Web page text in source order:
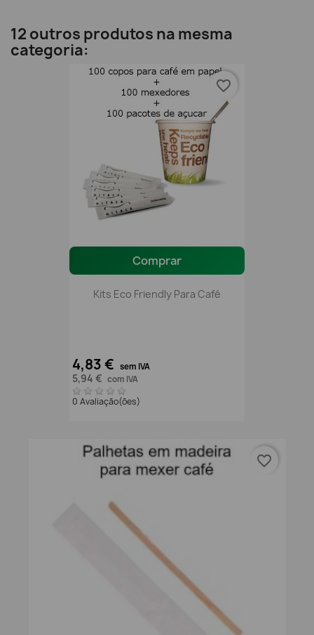
12 outros produtos na mesma
categoria:
Comprar
Kits Eco Friendly Para Café
4,83 € sem IVA
5,94 € com IVA
0 Avaliação(ões)
favorite_border
favorite_border